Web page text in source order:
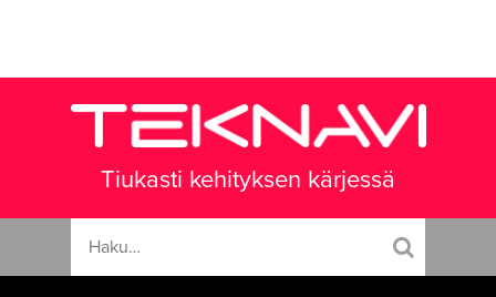
Tiukasti kehityksen kärjessä